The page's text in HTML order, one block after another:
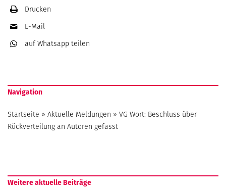
Drucken
E-Mail
auf Whatsapp teilen
Navigation
Startseite » Aktuelle Meldungen » VG Wort: Beschluss über
Rückverteilung an Autoren gefasst
Weitere aktuelle Beiträge